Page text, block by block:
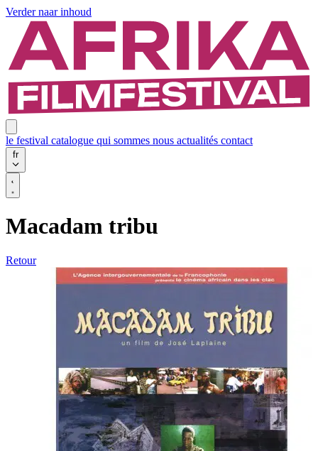
Verder naar inhoud
le festival catalogue qui sommes nous actualités contact
fr
Macadam tribu
Retour